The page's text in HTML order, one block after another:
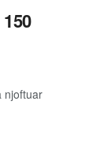
njoftuar